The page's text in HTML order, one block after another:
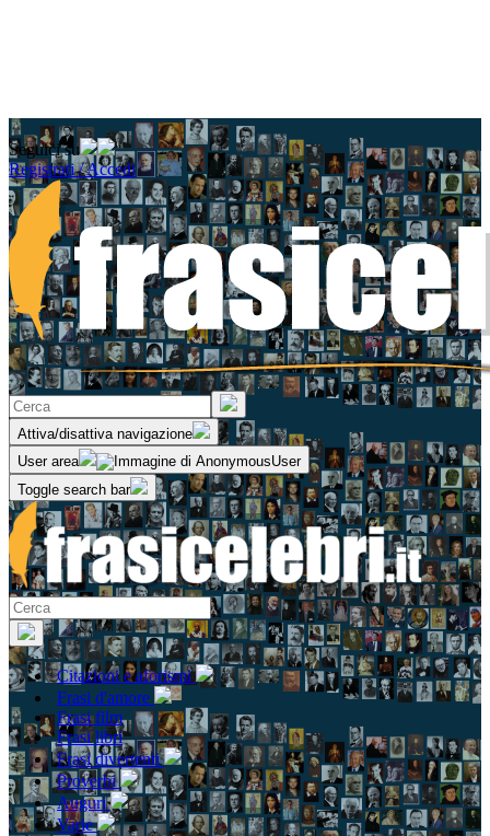
Seguici su
Registrati / Accedi
Attiva/disattiva navigazione
User area
Toggle search bar
Citazioni e aforismi
Frasi d'amore
Frasi film
Frasi libri
Frasi divertenti
Proverbi
Auguri
Varie